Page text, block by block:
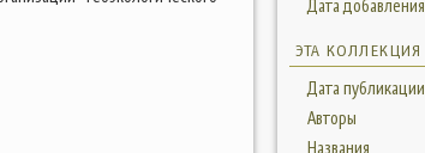
Дата добавления
ЭТА КОЛЛЕКЦИЯ
Дата публикации
Авторы
Названия